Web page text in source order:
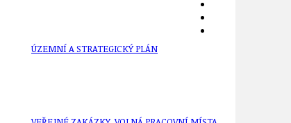
ÚZEMNÍ A STRATEGICKÝ PLÁN